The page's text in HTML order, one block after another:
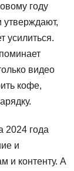
году
утверждают,
усилиться.
видео
кофе,
2024 года
и
и контенту. А